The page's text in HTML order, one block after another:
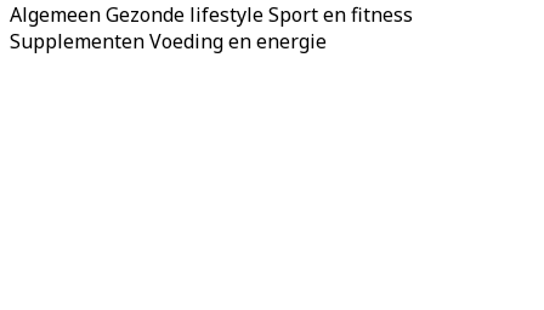
AlgemeenGezonde lifestyleSport en fitness
SupplementenVoeding en energie